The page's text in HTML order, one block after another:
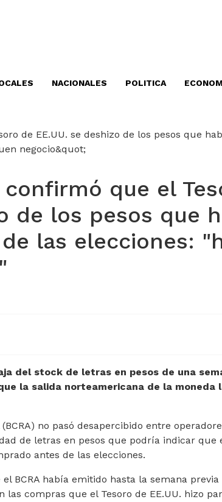
NACIONALES POLITICA
que el
de los pesos que
las elecciones:
del stock de letras en pesos de una
la salida norteamericana de la moneda
no pasó desapercibido entre
de letras en pesos que podría indicar que
antes de las elecciones.
BCRA había emitido hasta la semana
las compras que el Tesoro de EE.UU. hizo